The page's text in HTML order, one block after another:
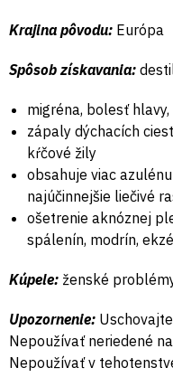
Krajina pôvodu: Európa
Spôsob získavania:
migréna, bolesť
zápaly dýchacích
kŕčové žily
obsahuje viac
najúčinnejšie liečivé
ošetrenie aknóznej
spálenín, modrín,
Kúpele: ženské
Upozornenie:
Nepoužívať neriedené
Nepoužívať v